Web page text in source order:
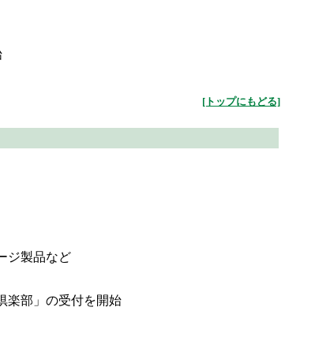
[トップにもどる]
ジ製品など
楽部」の受付を開始